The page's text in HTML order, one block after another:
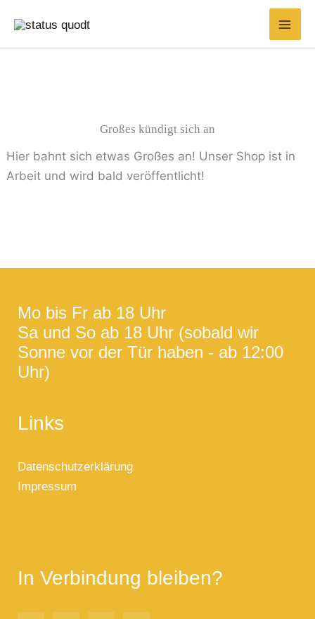
Inhalt
springen
Großes kündigt sich an
Hier bahnt sich etwas Großes an! Unser Shop ist in
Arbeit und wird bald veröffentlicht!
Mo bis Fr ab 18 Uhr
Sa und So ab 18 Uhr (sobald wir
Sonne vor der Tür haben - ab 12:00
Uhr)
Links
Datenschutzerklärung
Impressum
In Verbindung bleiben?